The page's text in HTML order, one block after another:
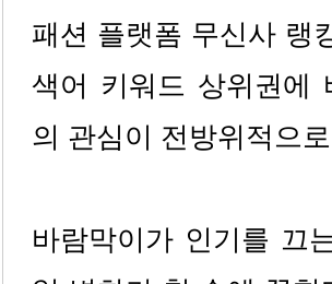
패션 플랫폼 무신사 랭
색어 키워드 상위권에
의 관심이 전방위적으
바람막이가 인기를 끄